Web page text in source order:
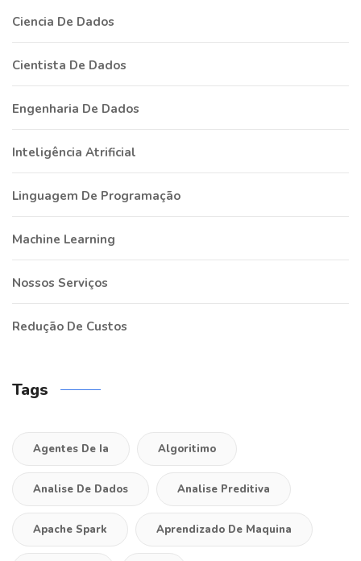
Ciencia De Dados
Cientista De Dados
Engenharia De Dados
Inteligência Atrificial
Linguagem De Programação
Machine Learning
Nossos Serviços
Redução De Custos
Tags
Agentes De Ia Algoritimo
Analise De Dados Analise Preditiva
Apache Spark Aprendizado De Maquina